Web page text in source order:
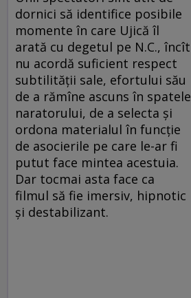
dornici să identifice posibile
momente în care Ujică îl
arată cu degetul pe N.C., încît
nu acordă suficient respect
subtilităţii sale, efortului său
de a rămîne ascuns în spatele
naratorului, de a selecta şi
ordona materialul în funcţie
de asocierile pe care le-ar fi
putut face mintea acestuia.
Dar tocmai asta face ca
filmul să fie imersiv, hipnotic
şi destabilizant.